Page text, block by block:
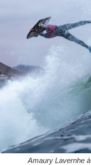
Amaury Lavernhe